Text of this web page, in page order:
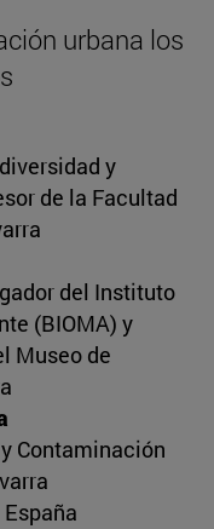
urbana los
y
de la Facultad
del Instituto
(BIOMA) y
Museo de
Contaminación